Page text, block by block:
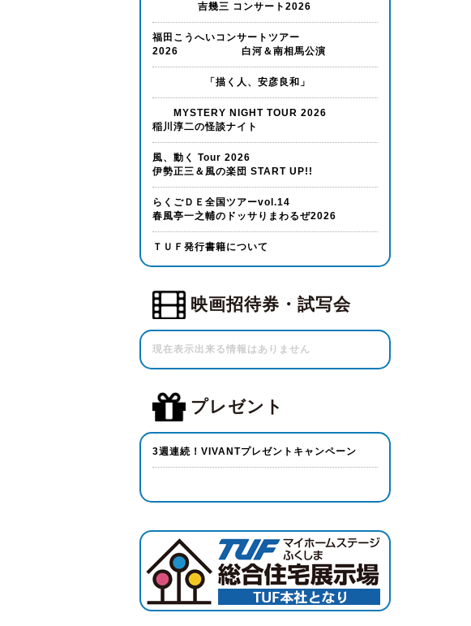
吉幾三 コンサート2026
福田こうへいコンサートツアー
2026 白河＆南相馬公演
「描く人、安彦良和」
MYSTERY NIGHT TOUR 2026
稲川淳二の怪談ナイト
風、動く Tour 2026
伊勢正三＆風の楽団 START UP!!
らくごＤＥ全国ツアーvol.14
春風亭一之輔のドッサりまわるぜ2026
ＴＵＦ発行書籍について
映画招待券・試写会
現在表示出来る情報はありません
プレゼント
3週連続！VIVANTプレゼントキャンペーン